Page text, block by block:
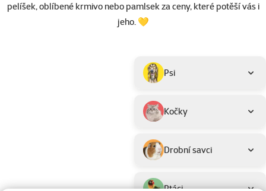
pelíšek, oblíbené krmivo nebo pamlsek za ceny, které potěší vás i
jeho. 💛
Podkategorie
Psi
Kočky
Drobní savci
Ptáci